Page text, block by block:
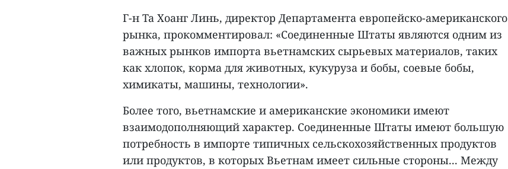
Г-н Та Хоанг Линь, директор Департамента европейско-американского
рынка, прокомментировал: «Соединенные Штаты являются одним из
важных рынков импорта вьетнамских сырьевых материалов, таких
как хлопок, корма для животных, кукуруза и бобы, соевые бобы,
химикаты, машины, технологии».
Более того, вьетнамские и американские экономики имеют
взаимодополняющий характер. Соединенные Штаты имеют большую
потребность в импорте типичных сельскохозяйственных продуктов
или продуктов, в которых Вьетнам имеет сильные стороны... Между